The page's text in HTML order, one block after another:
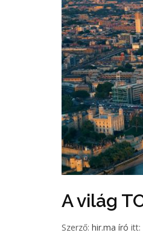
A világ
Szerző: hir.ma író itt: